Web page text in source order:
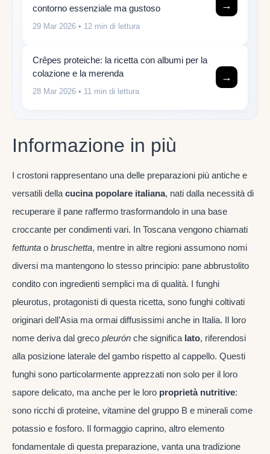
contorno essenziale ma gustoso
29 Mar 2026 • 12 min di lettura
→
Crêpes proteiche: la ricetta con albumi per la
colazione e la merenda
28 Mar 2026 • 11 min di lettura
→
Informazione in più
I crostoni rappresentano una delle preparazioni più antiche e
versatili della cucina popolare italiana, nati dalla necessità di
recuperare il pane raffermo trasformandolo in una base
croccante per condimenti vari. In Toscana vengono chiamati
fettunta o bruschetta, mentre in altre regioni assumono nomi
diversi ma mantengono lo stesso principio: pane abbrustolito
condito con ingredienti semplici ma di qualità. I funghi
pleurotus, protagonisti di questa ricetta, sono funghi coltivati
originari dell’Asia ma ormai diffusissimi anche in Italia. Il loro
nome deriva dal greco pleurón che significa lato, riferendosi
alla posizione laterale del gambo rispetto al cappello. Questi
funghi sono particolarmente apprezzati non solo per il loro
sapore delicato, ma anche per le loro proprietà nutritive:
sono ricchi di proteine, vitamine del gruppo B e minerali come
potassio e fosforo. Il formaggio caprino, altro elemento
fondamentale di questa preparazione, vanta una tradizione